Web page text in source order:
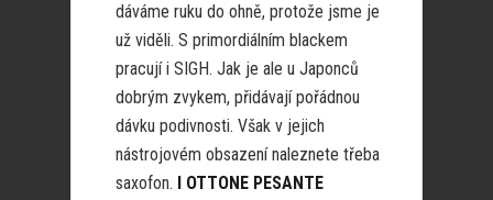
dáváme ruku do ohně, protože jsme je
už viděli. S primordiálním blackem
pracují i SIGH. Jak je ale u Japonců
dobrým zvykem, přidávají pořádnou
dávku podivnosti. Však v jejich
nástrojovém obsazení naleznete třeba
saxofon. I OTTONE PESANTE